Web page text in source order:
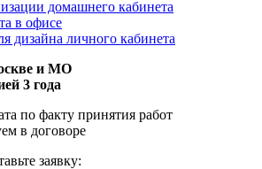
домашнего кабинета
в офисе
дизайна личного кабинета
и МО
3 года
по факту принятия работ
в договоре
заявку: